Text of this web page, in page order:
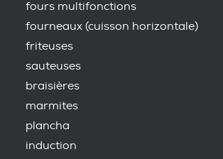
fours multifonctions
fourneaux (cuisson horizontale)
friteuses
sauteuses
braisières
marmites
plancha
induction